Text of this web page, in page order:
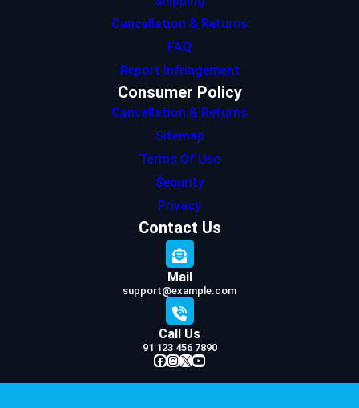
Cancellation & Returns
FAQ
Report Infringement
Consumer Policy
Cancellation & Returns
Sitemap
Terms Of Use
Security
Privacy
Contact Us
Mail
support@example.com
Call Us
91 123 456 7890
Facebook InstagramX YouTube